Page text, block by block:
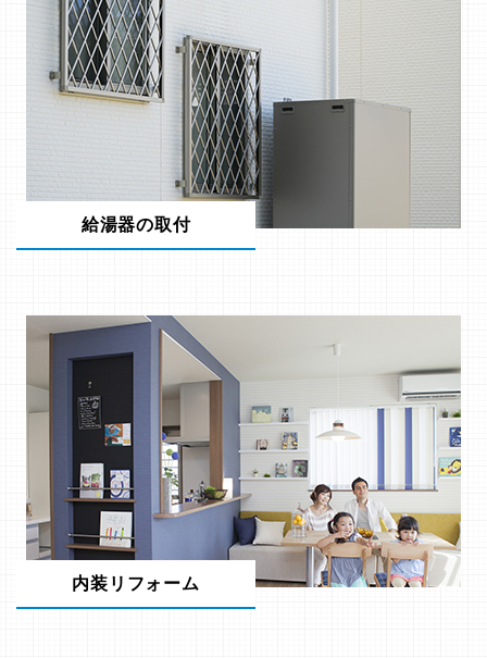
給湯器の取付
内装リフォーム